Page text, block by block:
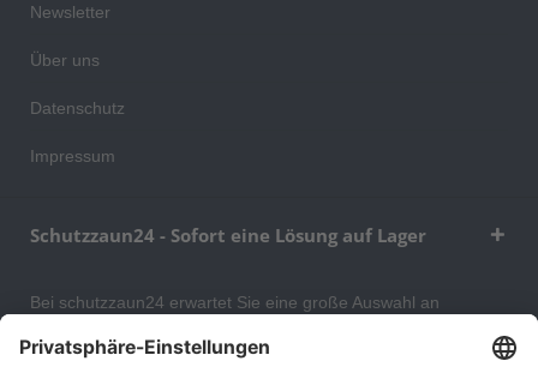
Newsletter
Über uns
Datenschutz
Impressum
Schutzzaun24 - Sofort eine Lösung auf Lager
Bei schutzzaun24 erwartet Sie eine große Auswahl an
Schutzgittern, Schutzeinrichtungen, Absturzsicherungen und